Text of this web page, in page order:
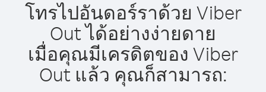
โทรไปอันดอร์ราด้วย Viber
Out ได้อย่างง่ายดาย
เมื่อคุณมีเครดิตของ Viber
Out แล้ว คุณก็สามารถ: